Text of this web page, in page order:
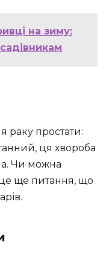
на зиму:
раку простати:
ця хвороба
Чи можна
ще питання, що